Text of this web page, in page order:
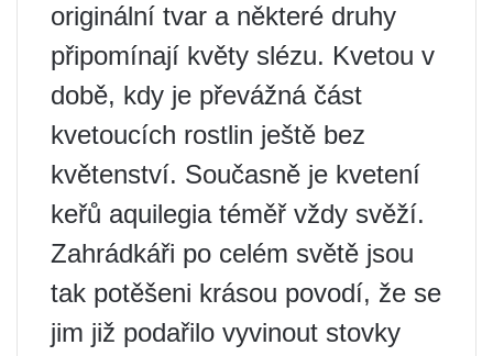
originální tvar a některé druhy
připomínají květy slézu. Kvetou v
době, kdy je převážná část
kvetoucích rostlin ještě bez
květenství. Současně je kvetení
keřů aquilegia téměř vždy svěží.
Zahrádkáři po celém světě jsou
tak potěšeni krásou povodí, že se
jim již podařilo vyvinout stovky